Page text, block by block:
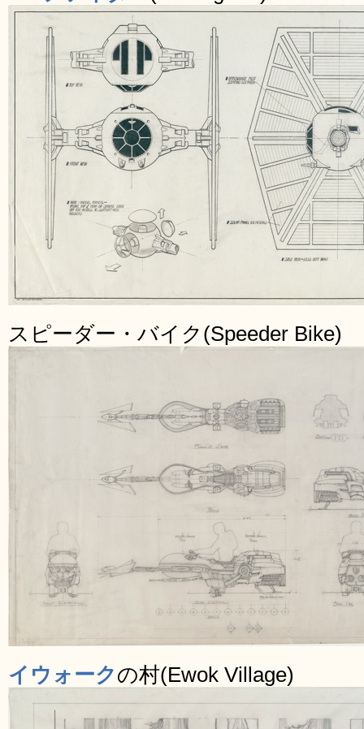
スピーダー・バイク(Speeder Bike)
イウォークの村(Ewok Village)